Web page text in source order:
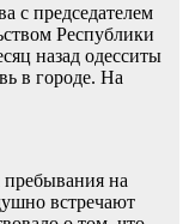
с председателем
Республики
назад одесситы
в городе. На
пребывания на
встречают